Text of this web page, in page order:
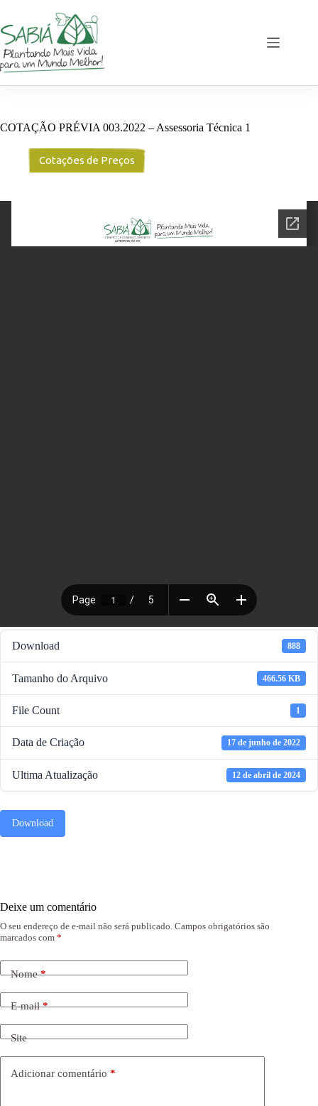
o
conteúdo
COTAÇÃO PRÉVIA 003.2022 – Assessoria Técnica 1
Cotações de Preços
Download 888
Tamanho do Arquivo 466.56 KB
File Count 1
Data de Criação 17 de junho de 2022
Ultima Atualização 12 de abril de 2024
Download
Deixe um comentário
O seu endereço de e-mail não será publicado. Campos obrigatórios são
marcados com *
Nome*
E-mail*
Site
Adicionar comentário *